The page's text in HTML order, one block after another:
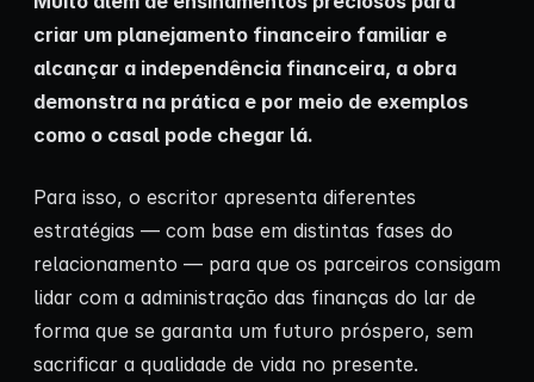
criar um planejamento financeiro familiar e
alcançar a independência financeira, a obra
demonstra na prática e por meio de exemplos
como o casal pode chegar lá.
Para isso, o escritor apresenta diferentes
estratégias — com base em distintas fases do
relacionamento — para que os parceiros consigam
lidar com a administração das finanças do lar de
forma que se garanta um futuro próspero, sem
sacrificar a qualidade de vida no presente.